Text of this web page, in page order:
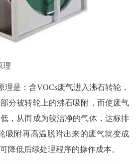
理
理是：含VOCs废气进入沸石转轮，
分被转轮上的沸石吸附，而使废气
，从而成为较洁净的气体，达标排
吸附再高温脱附出来的废气就变成
降低后续处理程序的操作成本。